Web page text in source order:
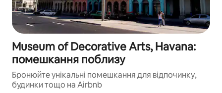
Museum of Decorative Arts, Havana:
помешкання поблизу
Бронюйте унікальні помешкання для відпочинку,
будинки тощо на Airbnb